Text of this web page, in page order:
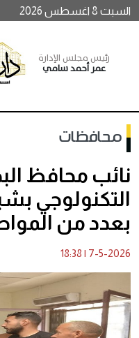
السبت 8 اغسطس 2026
رئيس مجلس الإدارة
عمر أحمد سامي
محافظات
نائب محافظ
التكنولوجي
بعدد من
7-5-2026
|
18:38